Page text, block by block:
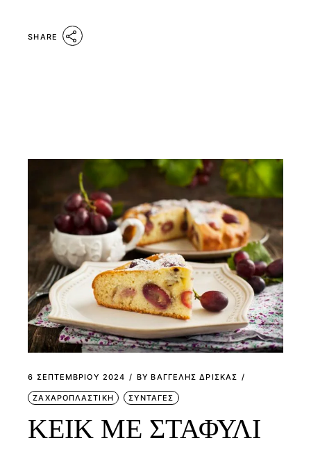
SHARE
6 ΣΕΠΤΕΜΒΡΊΟΥ 2024 BY ΒΑΓΓΕΛΗΣ ΔΡΙΣΚΑΣ
ΖΑΧΑΡΟΠΛΑΣΤΙΚΗ ΣΥΝΤΑΓΕΣ
ΚΕΙΚ ΜΕ ΣΤΑΦΥΛΙ